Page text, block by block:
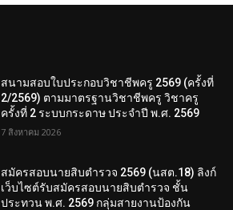
สนามสอบใบประกอบวิชาชีพครู 2569 (ครั้งที่
2/2569) ตามมาตรฐานวิชาชีพครู วิชาครู
ครั้งที่ 2 ระบบกระดาษ ประจำปี พ.ศ. 2569
7 สิงหาคม 2026
สมัครสอบนายสิบตำรวจ 2569 (นสต.18) ลิงก์
เว็บไซต์รับสมัครสอบนายสิบตำรวจ ชั้น
ประทวน พ.ศ. 2569 กลุ่มสายงานป้องกัน